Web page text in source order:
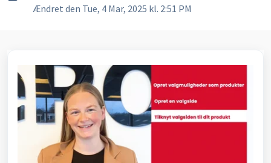
Ændret den Tue, 4 Mar, 2025 kl. 2:51 PM